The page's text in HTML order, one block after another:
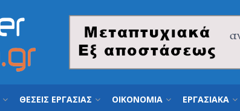
ΘΕΣΕΙΣ ΕΡΓΑΣΙΑΣ ΟΙΚΟΝΟΜΙΑ ΕΡΓΑΣΙΑΚΑ